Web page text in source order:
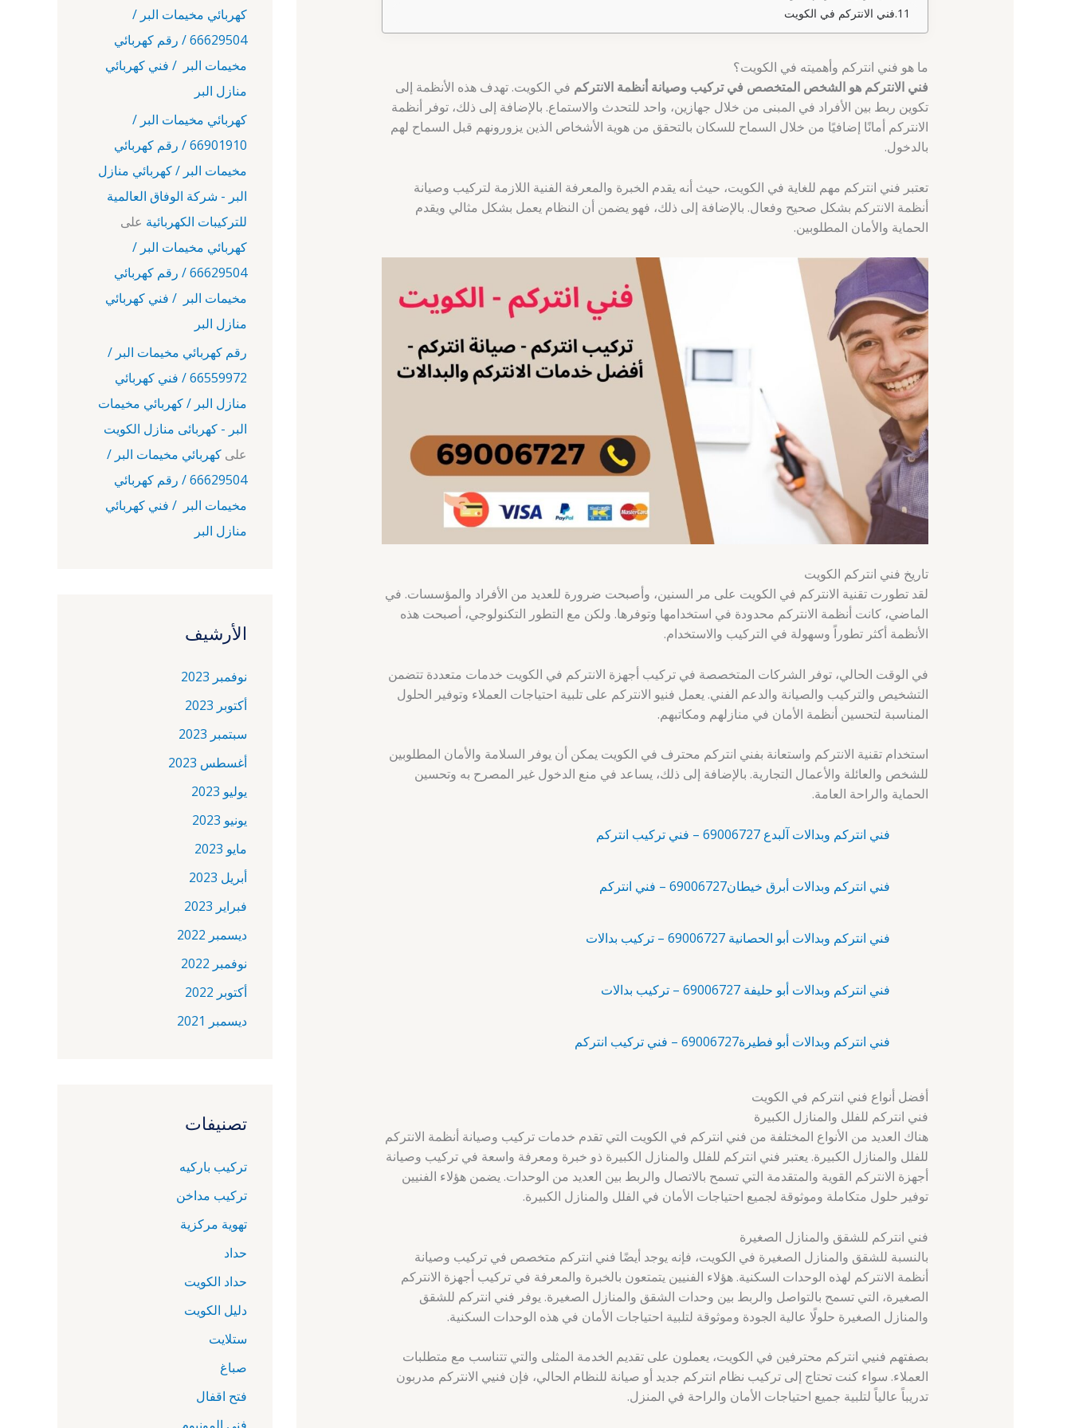
فني الانتركم في الكويت
ما هو فني انتركم وأهميته في الكويت؟
فني الانتركم هو الشخص المتخصص في تركيب وصيانة أنظمة الانتركم في الكويت. تهدف هذه الأنظمة إلى
تكوين ربط بين الأفراد في المبنى من خلال جهازين، واحد للتحدث والاستماع. بالإضافة إلى ذلك، توفر أنظمة
الانتركم أمانًا إضافيًا من خلال السماح للسكان بالتحقق من هوية الأشخاص الذين يزورونهم قبل السماح لهم
بالدخول.
تعتبر فني انتركم مهم للغاية في الكويت، حيث أنه يقدم الخبرة والمعرفة الفنية اللازمة لتركيب وصيانة
أنظمة الانتركم بشكل صحيح وفعال. بالإضافة إلى ذلك، فهو يضمن أن النظام يعمل بشكل مثالي ويقدم
الحماية والأمان المطلوبين.
تاريخ فني انتركم الكويت
لقد تطورت تقنية الانتركم في الكويت على مر السنين، وأصبحت ضرورة للعديد من الأفراد والمؤسسات. في
الماضي، كانت أنظمة الانتركم محدودة في استخدامها وتوفرها. ولكن مع التطور التكنولوجي، أصبحت هذه
الأنظمة أكثر تطوراً وسهولة في التركيب والاستخدام.
في الوقت الحالي، توفر الشركات المتخصصة في تركيب أجهزة الانتركم في الكويت خدمات متعددة تتضمن
التشخيص والتركيب والصيانة والدعم الفني. يعمل فنيو الانتركم على تلبية احتياجات العملاء وتوفير الحلول
المناسبة لتحسين أنظمة الأمان في منازلهم ومكاتبهم.
استخدام تقنية الانتركم واستعانة بفني انتركم محترف في الكويت يمكن أن يوفر السلامة والأمان المطلوبين
للشخص والعائلة والأعمال التجارية. بالإضافة إلى ذلك، يساعد في منع الدخول غير المصرح به وتحسين
الحماية والراحة العامة.
فني انتركم وبدالات آلبدع 69006727 – فني تركيب انتركم
فني انتركم وبدالات أبرق خيطان69006727 – فني انتركم
فني انتركم وبدالات أبو الحصانية 69006727 – تركيب بدالات
فني انتركم وبدالات أبو حليفة 69006727 – تركيب بدالات
فني انتركم وبدالات أبو فطيرة69006727 – فني تركيب انتركم
أفضل أنواع فني انتركم في الكويت
فني انتركم للفلل والمنازل الكبيرة
هناك العديد من الأنواع المختلفة من فني انتركم في الكويت التي تقدم خدمات تركيب وصيانة أنظمة الانتركم
للفلل والمنازل الكبيرة. يعتبر فني انتركم للفلل والمنازل الكبيرة ذو خبرة ومعرفة واسعة في تركيب وصيانة
أجهزة الانتركم القوية والمتقدمة التي تسمح بالاتصال والربط بين العديد من الوحدات. يضمن هؤلاء الفنيين
توفير حلول متكاملة وموثوقة لجميع احتياجات الأمان في الفلل والمنازل الكبيرة.
فني انتركم للشقق والمنازل الصغيرة
بالنسبة للشقق والمنازل الصغيرة في الكويت، فإنه يوجد أيضًا فني انتركم متخصص في تركيب وصيانة
أنظمة الانتركم لهذه الوحدات السكنية. هؤلاء الفنيين يتمتعون بالخبرة والمعرفة في تركيب أجهزة الانتركم
الصغيرة، التي تسمح بالتواصل والربط بين وحدات الشقق والمنازل الصغيرة. يوفر فني انتركم للشقق
والمنازل الصغيرة حلولًا عالية الجودة وموثوقة لتلبية احتياجات الأمان في هذه الوحدات السكنية.
بصفتهم فنيي انتركم محترفين في الكويت، يعملون على تقديم الخدمة المثلى والتي تتناسب مع متطلبات
العملاء. سواء كنت تحتاج إلى تركيب نظام انتركم جديد أو صيانة للنظام الحالي، فإن فنيي الانتركم مدربون
تدريباً عالياً لتلبية جميع احتياجات الأمان والراحة في المنزل.
كهربائي مخيمات البر /
66629504 / رقم كهربائي
مخيمات البر / فني كهربائي
منازل البر
كهربائي مخيمات البر /
66901910 / رقم كهربائي
مخيمات البر / كهربائي منازل
البر - شركة الوفاق العالمية
للتركيبات الكهربائية على
كهربائي مخيمات البر /
66629504 / رقم كهربائي
مخيمات البر / فني كهربائي
منازل البر
رقم كهربائي مخيمات البر /
66559972 / فني كهربائي
منازل البر / كهربائي مخيمات
البر - كهربائى منازل الكويت
على كهربائي مخيمات البر /
66629504 / رقم كهربائي
مخيمات البر / فني كهربائي
منازل البر
الأرشيف
نوفمبر 2023
أكتوبر 2023
سبتمبر 2023
أغسطس 2023
يوليو 2023
يونيو 2023
مايو 2023
أبريل 2023
فبراير 2023
ديسمبر 2022
نوفمبر 2022
أكتوبر 2022
ديسمبر 2021
تصنيفات
تركيب باركيه
تركيب مداخن
تهوية مركزية
حداد
حداد الكويت
دليل الكويت
ستلايت
صباغ
فتح اقفال